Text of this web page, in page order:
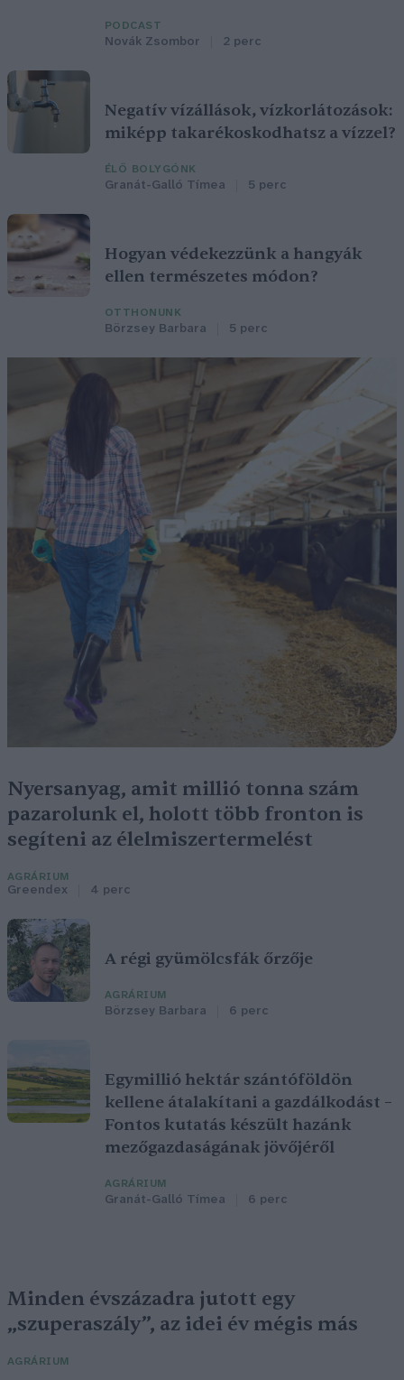
PODCAST
Novák Zsombor 2 perc
Negatív vízállások, vízkorlátozások:
miképp takarékoskodhatsz a vízzel?
ÉLŐ BOLYGÓNK
Granát-Galló Tímea 5 perc
Hogyan védekezzünk a hangyák
ellen természetes módon?
OTTHONUNK
Börzsey Barbara 5 perc
Nyersanyag, amit millió tonna szám
pazarolunk el, holott több fronton is
segíteni az élelmiszertermelést
AGRÁRIUM
Greendex 4 perc
A régi gyümölcsfák őrzője
AGRÁRIUM
Börzsey Barbara 6 perc
Egymillió hektár szántóföldön
kellene átalakítani a gazdálkodást –
Fontos kutatás készült hazánk
mezőgazdaságának jövőjéről
AGRÁRIUM
Granát-Galló Tímea 6 perc
Minden évszázadra jutott egy
„szuperaszály”, az idei év mégis más
AGRÁRIUM